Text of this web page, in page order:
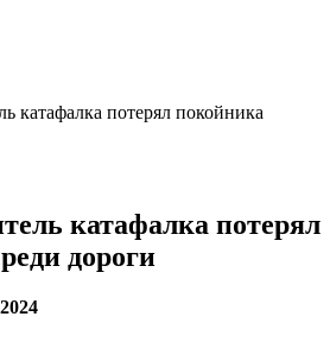
катафалка потерял покойника
катафалка потерял
дороги